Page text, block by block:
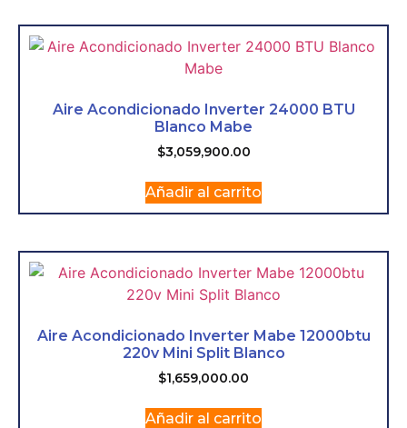
Aire Acondicionado Inverter 24000 BTU
Blanco Mabe
$3,059,900.00
Añadir al carrito
Aire Acondicionado Inverter Mabe 12000btu
220v Mini Split Blanco
$1,659,000.00
Añadir al carrito